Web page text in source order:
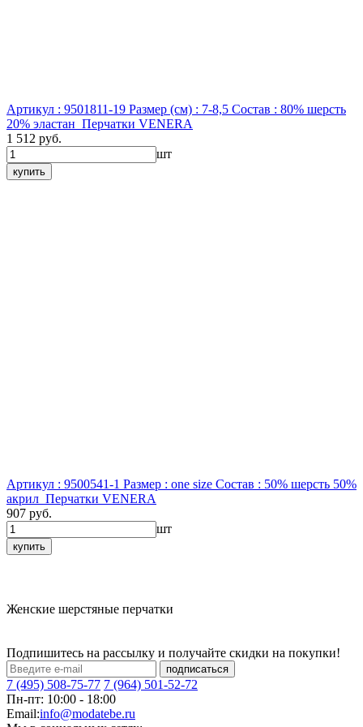
Артикул : 9501811-19 Размер (см) : 7-8,5 Состав : 80% шерсть
20% эластан Перчатки VENERA
1 512 руб.
шт
купить
Артикул : 9500541-1 Размер : one size Состав : 50% шерсть 50%
акрил Перчатки VENERA
907 руб.
шт
купить
Женские шерстяные перчатки
Подпишитесь на рассылку и получайте скидки на покупки!
подписаться
7 (495) 508-75-77 7 (964) 501-52-72
Пн-пт: 10:00 - 18:00
Email:info@modatebe.ru